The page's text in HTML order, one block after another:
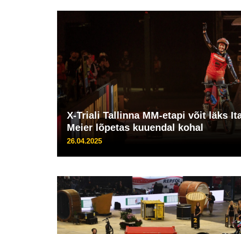
X-Triali Tallinna MM-etapi võit läks
Meier lõpetas kuuendal kohal
26.04.2025